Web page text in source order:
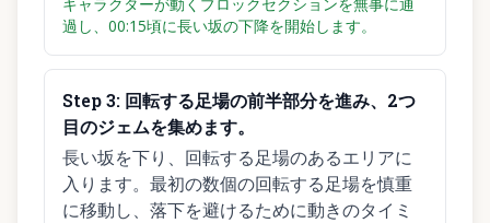
過し、00:15頃に長い坂の下降を開始します。
Step3: 回転する足場の前半部分を進み、2つ
目のジェムを集めます。
長い坂を下り、回転する足場のあるエリアに
入ります。最初の数個の回転する足場を慎重
に移動し、落下を避けるために動きのタイミ